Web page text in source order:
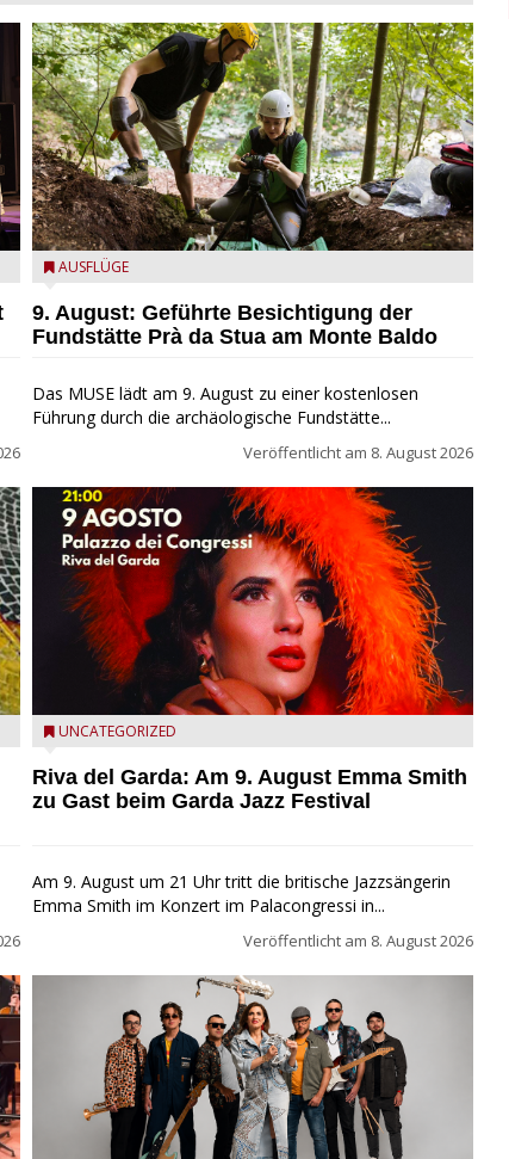
die archäologische Fundstätte Riparo Prà da Stua am
AUSFLÜGE
9. August: Geführte Besichtigung der
Fundstätte Prà da Stua am Monte Baldo
Das MUSE lädt am 9. August zu einer kostenlosen
Führung durch die archäologische Fundstätte...
Veröffentlicht am 8. August 2026
Riva del Garda - Emma Smith zu Gast beim Garda Jazz
UNCATEGORIZED
Riva del Garda: Am 9. August Emma Smith
zu Gast beim Garda Jazz Festival
Am 9. August um 21 Uhr tritt die britische Jazzsängerin
Emma Smith im Konzert im Palacongressi in...
Veröffentlicht am 8. August 2026